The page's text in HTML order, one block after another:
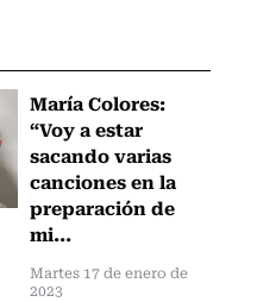
María Colores:
“Voy a estar
sacando varias
canciones en la
preparación de
mi...
Martes 17 de enero de
2023